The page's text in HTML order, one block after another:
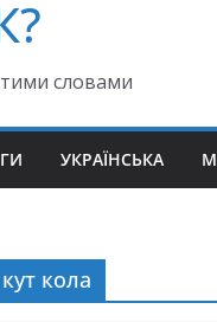
словами
УКРАЇНСЬКА
кола